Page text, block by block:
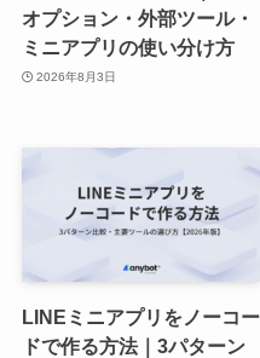
オプション・外部ツール・
ミニアプリの使い分け方
2026年8月3日
LINEミニアプリをノーコー
ドで作る方法｜3パターン